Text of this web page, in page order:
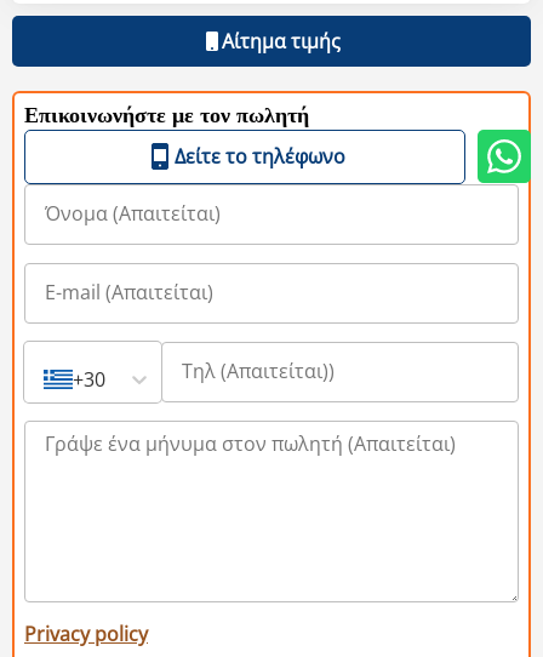
Αίτημα τιμής
Επικοινωνήστε με τον πωλητή
Δείτε το τηλέφωνο
+30
Privacy policy